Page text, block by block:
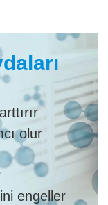
olur
engeller